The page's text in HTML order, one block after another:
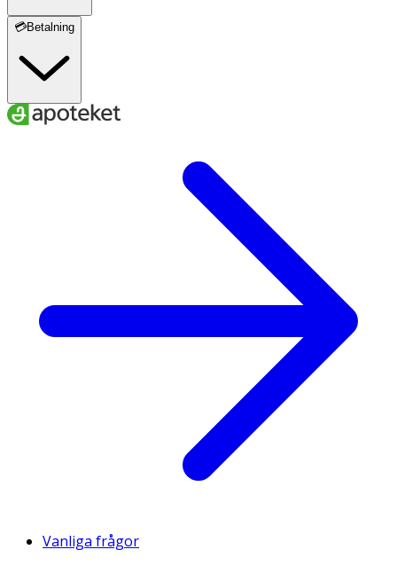
💳Betalning
Vanliga frågor